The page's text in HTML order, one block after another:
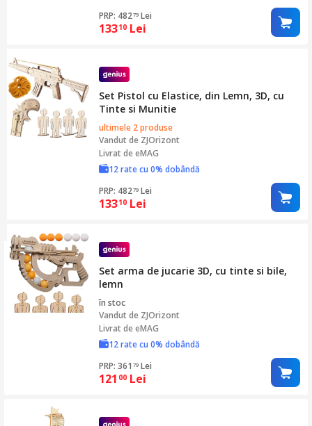
PRP: 48279 Lei
13310 Lei
Set Pistol cu Elastice, din Lemn, 3D, cu
Tinte si Munitie
ultimele 2 produse
Vandut de ZJOrizont
Livrat de eMAG
12 rate cu 0% dobândă
PRP: 48279 Lei
13310 Lei
Set arma de jucarie 3D, cu tinte si bile,
lemn
în stoc
Vandut de ZJOrizont
Livrat de eMAG
12 rate cu 0% dobândă
PRP: 361 79 Lei
121 00 Lei